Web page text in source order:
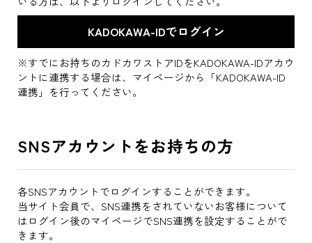
※すでにお持ちのカドカワストアIDをKADOKAWA-IDアカウ
ントに連携する場合は、マイページから「KADOKAWA-ID
連携」を行ってください。
SNSアカウントをお持ちの方
各SNSアカウントでログインすることができます。
当サイト会員で、SNS連携をされていないお客様について
はログイン後のマイページでSNS連携を設定することがで
きます。